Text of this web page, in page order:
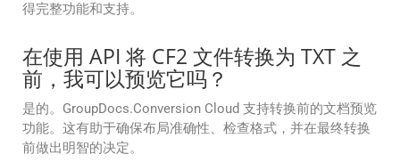
得完整功能和支持。
在使用 API 将 CF2 文件转换为 TXT 之
前，我可以预览它吗？
是的。GroupDocs.Conversion Cloud 支持转换前的文档预览
功能。这有助于确保布局准确性、检查格式，并在最终转换
前做出明智的决定。